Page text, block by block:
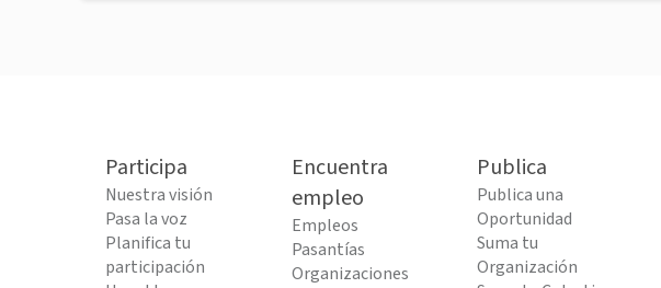
Participa
Nuestra visión
Pasa la voz
Planifica tu
participación
Encuentra
empleo
Empleos
Pasantías
Organizaciones
Publica
Publica una
Oportunidad
Suma tu
Organización